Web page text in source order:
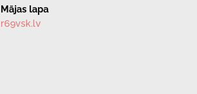
Mājas lapa
r69vsk.lv